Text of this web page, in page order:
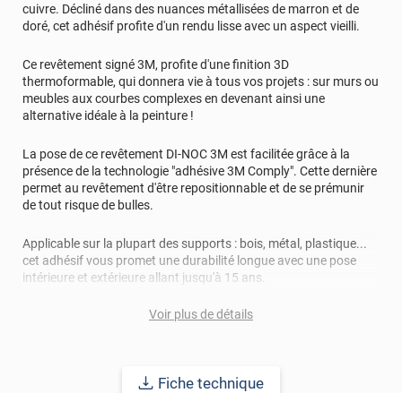
cuivre. Décliné dans des nuances métallisées de marron et de
doré, cet adhésif profite d'un rendu lisse avec un aspect vieilli.
Ce revêtement signé 3M, profite d'une finition 3D
thermoformable, qui donnera vie à tous vos projets : sur murs ou
meubles aux courbes complexes en devenant ainsi une
alternative idéale à la peinture !
La pose de ce revêtement DI-NOC 3M est facilitée grâce à la
présence de la technologie "adhésive 3M Comply". Cette dernière
permet au revêtement d'être repositionnable et de se prémunir
de tout risque de bulles.
Applicable sur la plupart des supports : bois, métal, plastique...
cet adhésif vous promet une durabilité longue avec une pose
intérieure et extérieure allant jusqu'à 15 ans.
Voir plus de détails
Fiche technique